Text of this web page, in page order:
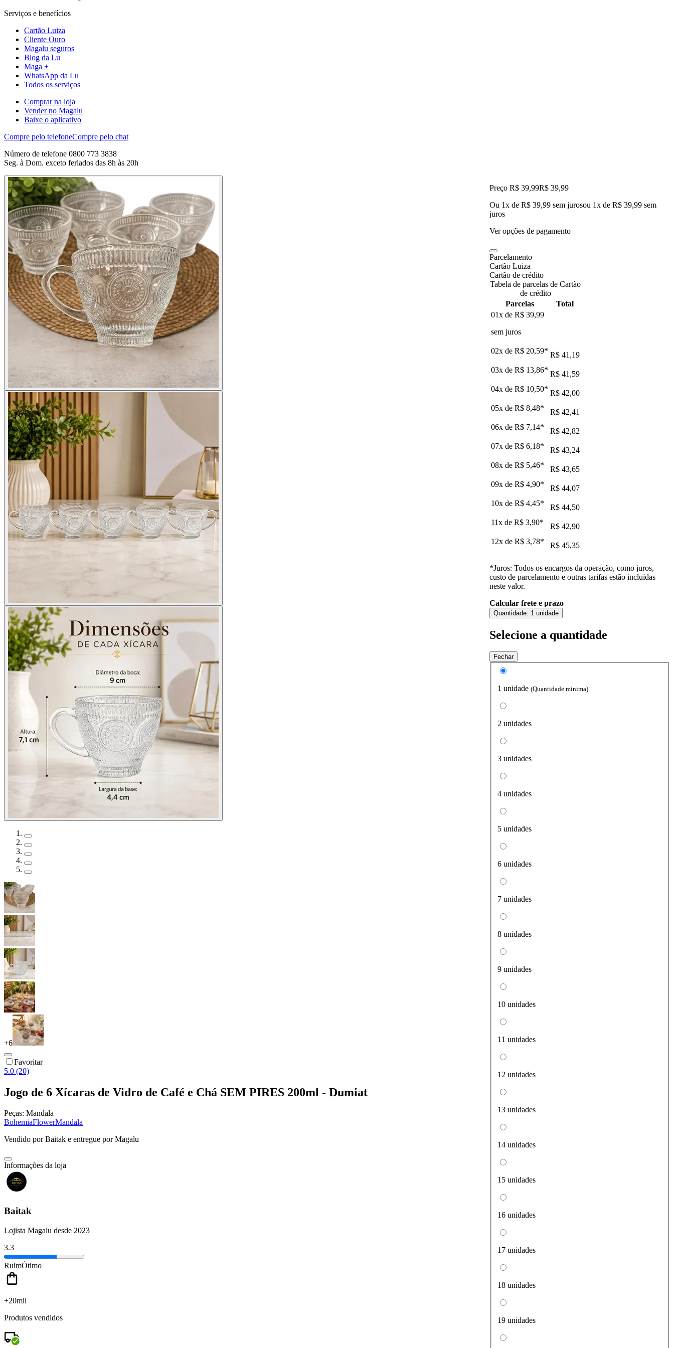
Serviços e benefícios
Cartão Luiza
Cliente Ouro
Magalu seguros
Blog da Lu
Maga +
WhatsApp da Lu
Todos os serviços
Comprar na loja
Vender no Magalu
Baixe o aplicativo
Compre pelo telefoneCompre pelo chat
Número de telefone 0800 773 3838
Seg. à Dom. exceto feriados das 8h às 20h
+6
Favoritar
5.0 (20)
Jogo de 6 Xícaras de Vidro de Café e Chá SEM PIRES 200ml - Dumiat
Peças: Mandala
BohemiaFlowerMandala
Vendido porBaitak e entregue por Magalu
Informações da loja
Baitak
Lojista Magalu desde 2023
3.3
RuimÓtimo
+20mil
Produtos vendidos
Preço R$ 39,99R$ 39,99
Ou 1x de R$ 39,99 sem jurosou 1x de R$ 39,99 sem
juros
Ver opções de pagamento
Parcelamento
Cartão Luiza
Cartão de crédito
Tabela de parcelas de Cartão
de crédito
Parcelas
Total
01x de R$ 39,99
sem juros
02x de R$ 20,59* R$ 41,19
03x de R$ 13,86* R$ 41,59
04x de R$ 10,50* R$ 42,00
05x de R$ 8,48*
R$ 42,41
06x de R$ 7,14*
R$ 42,82
07x de R$ 6,18*
R$ 43,24
08x de R$ 5,46*
R$ 43,65
09x de R$ 4,90*
R$ 44,07
10x de R$ 4,45*
R$ 44,50
11x de R$ 3,90*
R$ 42,90
12x de R$ 3,78* R$ 45,35
*Juros: Todos os encargos da operação, como juros,
custo de parcelamento e outras tarifas estão incluídas
neste valor.
Calcular frete e prazo
Quantidade: 1 unidade
Selecione a quantidade
Fechar
1 unidade (Quantidade mínima)
2 unidades
3 unidades
4 unidades
5 unidades
6 unidades
7 unidades
8 unidades
9 unidades
10 unidades
11 unidades
12 unidades
13 unidades
14 unidades
15 unidades
16 unidades
17 unidades
18 unidades
19 unidades